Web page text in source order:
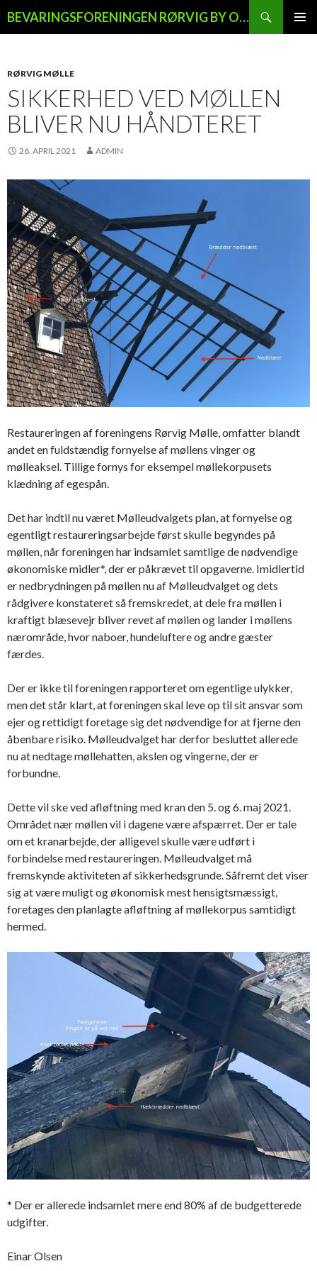
BEVARINGSFORENINGEN RØRVIG BY OG LAND
RØRVIG MØLLE
SIKKERHED VED MØLLEN
BLIVER NU HÅNDTERET
26. APRIL 2021 ADMIN
Restaureringen af foreningens Rørvig Mølle, omfatter blandt
andet en fuldstændig fornyelse af møllens vinger og
mølleaksel. Tillige fornys for eksempel møllekorpusets
klædning af egespån.
Det har indtil nu været Mølleudvalgets plan, at fornyelse og
egentligt restaureringsarbejde først skulle begyndes på
møllen, når foreningen har indsamlet samtlige de nødvendige
økonomiske midler*, der er påkrævet til opgaverne. Imidlertid
er nedbrydningen på møllen nu af Mølleudvalget og dets
rådgivere konstateret så fremskredet, at dele fra møllen i
kraftigt blæsevejr bliver revet af møllen og lander i møllens
nærområde, hvor naboer, hundeluftere og andre gæster
færdes.
Der er ikke til foreningen rapporteret om egentlige ulykker,
men det står klart, at foreningen skal leve op til sit ansvar som
ejer og rettidigt foretage sig det nødvendige for at fjerne den
åbenbare risiko. Mølleudvalget har derfor besluttet allerede
nu at nedtage møllehatten, akslen og vingerne, der er
forbundne.
Dette vil ske ved afløftning med kran den 5. og 6. maj 2021.
Området nær møllen vil i dagene være afspærret. Der er tale
om et kranarbejde, der alligevel skulle være udført i
forbindelse med restaureringen. Mølleudvalget må
fremskynde aktiviteten af sikkerhedsgrunde. Såfremt det viser
sig at være muligt og økonomisk mest hensigtsmæssigt,
foretages den planlagte afløftning af møllekorpus samtidigt
hermed.
* Der er allerede indsamlet mere end 80% af de budgetterede
udgifter.
Einar Olsen